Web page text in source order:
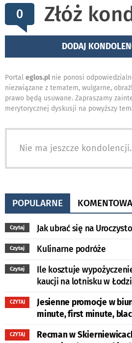
0 Złóż
DODAJ
Portal eglos.pl nie ponosi
niezwiązane z tematem, wulgarne,
prawo będą usuwane. Zapraszamy
merytorycznej dyskusji na powyższy
Nie ma jeszcze
POPULARNE
Czytaj Jak ubrać się na
Czytaj Kulinarne podróże
Czytaj
Ile kosztuje
kaucji na lotnisku w
CZYTAJ
Jesienne promocje w
minute, first minute,
CZYTAJ
Recman w